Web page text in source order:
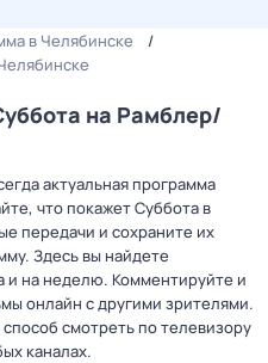
в Челябинске
на Рамблер/
актуальная программа
что покажет Суббота в
передачи и сохраните их
Здесь вы найдете
и на неделю. Комментируйте и
онлайн с другими зрителями.
смотреть по телевизору
каналах.